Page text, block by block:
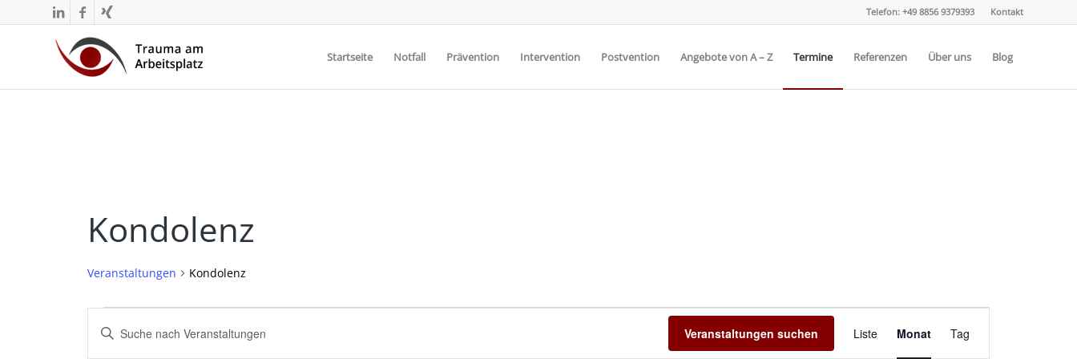
Kontakt
Telefon: +49 8856 9379393
Startseite Notfall Prävention Intervention Postvention Angebote von A – Z Termine Referenzen Über uns Blog
Kondolenz
Veranstaltungen Kondolenz
Veranstaltungen
Veranstaltungen
Suche
Bitte
Veranstaltungen suchen
Ansichten-
Liste Monat Tag